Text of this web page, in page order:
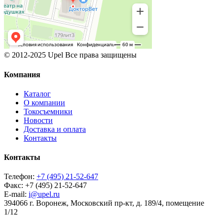
© 2012-2025 Upel Все права защищены
Компания
Каталог
О компании
Токосъемники
Новости
Доставка и оплата
Контакты
Контакты
Телефон: +7 (495) 21-52-647
Факс: +7 (495) 21-52-647
E-mail: i@upel.ru
394066 г. Воронеж, Московский пр-кт, д. 189/4, помещение
1/12